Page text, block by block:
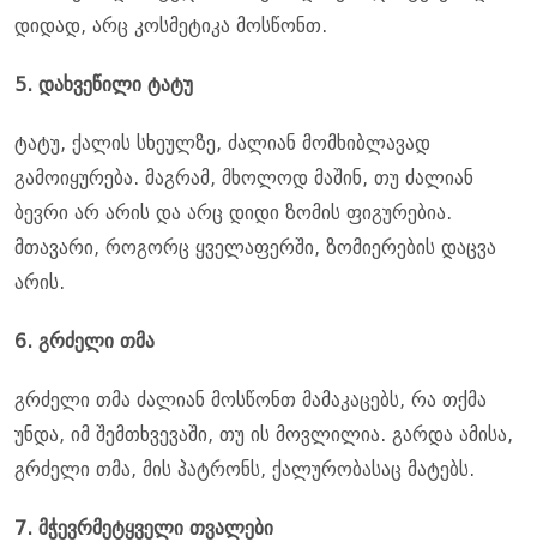
დიდად, არც კოსმეტიკა მოსწონთ.
5. დახვეწილი ტატუ
ტატუ, ქალის სხეულზე, ძალიან მომხიბლავად
გამოიყურება. მაგრამ, მხოლოდ მაშინ, თუ ძალიან
ბევრი არ არის და არც დიდი ზომის ფიგურებია.
მთავარი, როგორც ყველაფერში, ზომიერების დაცვა
არის.
6. გრძელი თმა
გრძელი თმა ძალიან მოსწონთ მამაკაცებს, რა თქმა
უნდა, იმ შემთხვევაში, თუ ის მოვლილია. გარდა ამისა,
გრძელი თმა, მის პატრონს, ქალურობასაც მატებს.
7. მჭევრმეტყველი თვალები